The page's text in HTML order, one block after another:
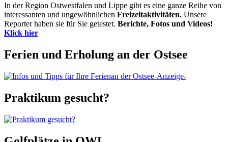
In der Region Ostwestfalen und Lippe gibt es eine ganze Reihe von
interessanten und ungewöhnlichen Freizeitaktivitäten. Unsere
Reporter haben sie für Sie getestet. Berichte, Fotos und Videos!
Klick hier
Ferien und Erholung an der Ostsee
-Anzeige-
Praktikum gesucht?